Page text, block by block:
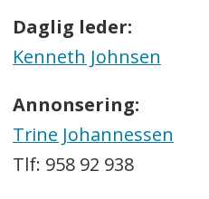
Daglig leder:
Kenneth Johnsen
Annonsering:
Trine Johannessen
Tlf: 958 92 938